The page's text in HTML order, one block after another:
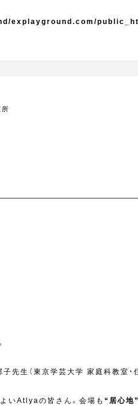
explayground.com/
先生（東京学芸大学 家庭科教室・
いAtlyaの皆さん。会場も “居心地”